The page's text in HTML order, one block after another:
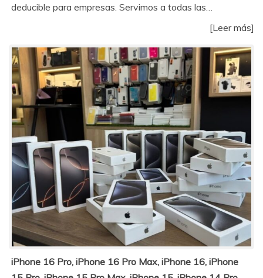
deducible para empresas. Servimos a todas las…
[Leer más]
iPhone 16 Pro, iPhone 16 Pro Max, iPhone 16, iPhone